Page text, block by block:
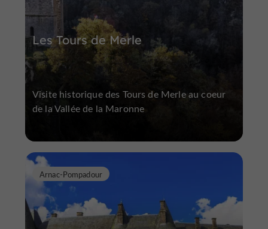
Les Tours de Merle
Visite historique des Tours de Merle au coeur
de la Vallée de la Maronne
Arnac-Pompadour